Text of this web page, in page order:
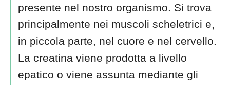
presente nel nostro organismo. Si trova
principalmente nei muscoli scheletrici e,
in piccola parte, nel cuore e nel cervello.
La creatina viene prodotta a livello
epatico o viene assunta mediante gli